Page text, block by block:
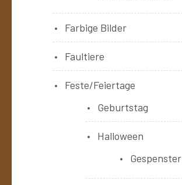
Farbige Bilder
Faultiere
Feste/Feiertage
Geburtstag
Halloween
Gespenster